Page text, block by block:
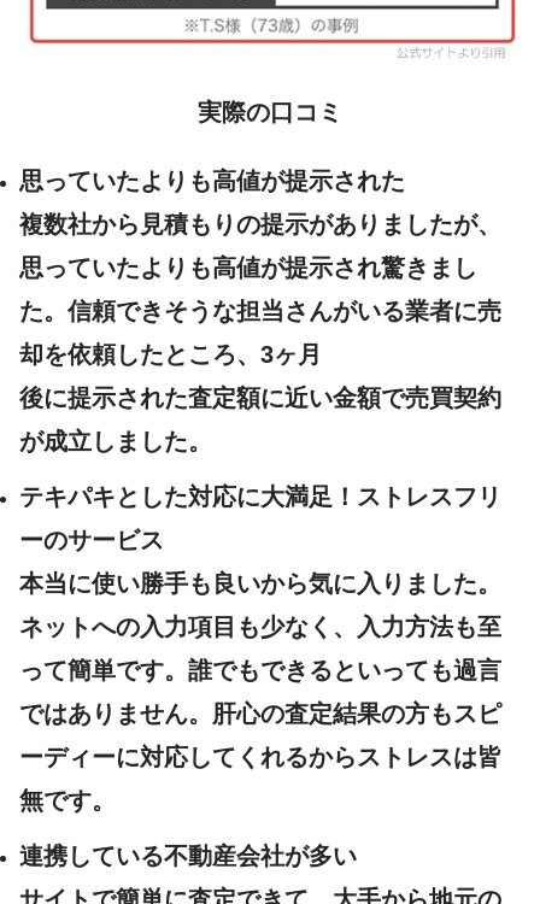
実際の口コミ
思っていたよりも高値が提示された
複数社から見積もりの提示がありましたが、
思っていたよりも高値が提示され驚きまし
た。信頼できそうな担当さんがいる業者に売
却を依頼したところ、 3ヶ月
後に提示された査定額に近い金額で売買契約
が成立 しました。
テキパキとした対応に大満足！ストレスフリ
ーのサービス
本当に使い勝手も良いから気に入りました。
ネットへの入力項目も少なく、入力方法も至
って簡単です。 誰でもできるといっても過言
ではありません。 肝心の査定結果の方もスピ
ーディーに対応してくれるからストレスは皆
無です。
連携している不動産会社が多い
サイトで簡単に査定できて、 大手から地元の